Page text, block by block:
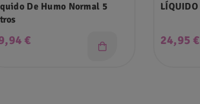
De Humo Normal 5
€ Precio
24,95 €